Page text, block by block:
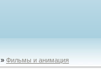
»Фильмы и анимация